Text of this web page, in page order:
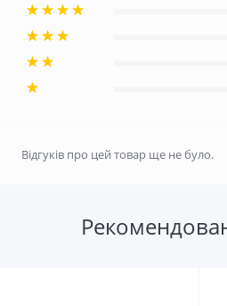
Відгуків про цей товар ще не було.